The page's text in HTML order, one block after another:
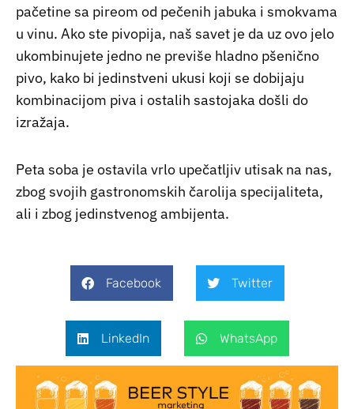
pačetine sa pireom od pečenih jabuka i smokvama
u vinu. Ako ste pivopija, naš savet je da uz ovo jelo
ukombinujete jedno ne previše hladno pšenično
pivo, kako bi jedinstveni ukusi koji se dobijaju
kombinacijom piva i ostalih sastojaka došli do
izražaja.
Peta soba je ostavila vrlo upečatljiv utisak na nas,
zbog svojih gastronomskih čarolija specijaliteta,
ali i zbog jedinstvenog ambijenta.
Facebook Twitter
LinkedIn WhatsApp